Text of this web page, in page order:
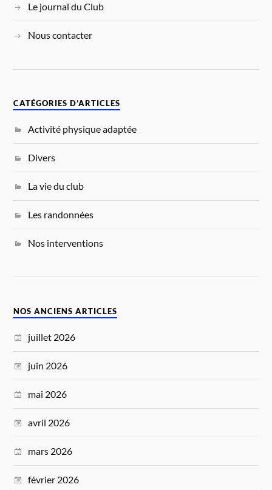
Le journal du Club
Nous contacter
CATÉGORIES D’ARTICLES
Activité physique adaptée
Divers
La vie du club
Les randonnées
Nos interventions
NOS ANCIENS ARTICLES
juillet 2026
juin 2026
mai 2026
avril 2026
mars 2026
février 2026